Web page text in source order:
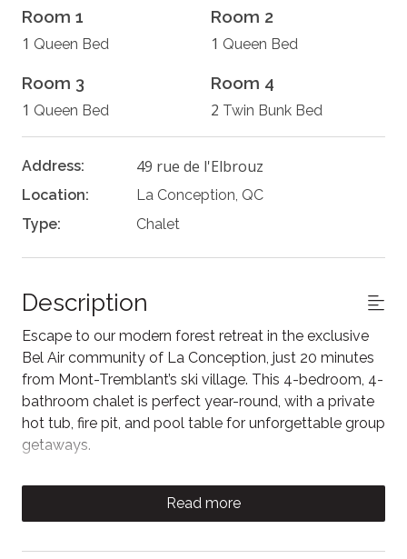
Room 1
1 Queen Bed
Room 2
1 Queen Bed
Room 3
1 Queen Bed
Room 4
2 Twin Bunk Bed
Address: 49 rue de l'Elbrouz
Location:
La Conception, QC
Type:
Chalet
Description
Escape to our modern forest retreat in the exclusive
Bel Air community of La Conception, just 20 minutes
from Mont-Tremblant’s ski village. This 4-bedroom, 4-
bathroom chalet is perfect year-round, with a private
hot tub, fire pit, and pool table for unforgettable group
getaways.
The space
After a day outdoors, relax in the open living area with
Read more